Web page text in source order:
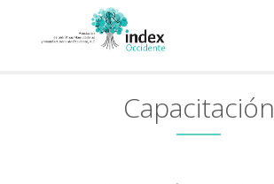
Capacitación